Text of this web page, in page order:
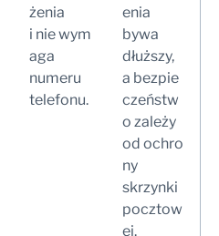
żenia
i nie wym
aga
numeru
telefonu.
enia
bywa
dłuższy,
a bezpie
czeństw
o zależy
od ochro
ny
skrzynki
pocztow
ej.